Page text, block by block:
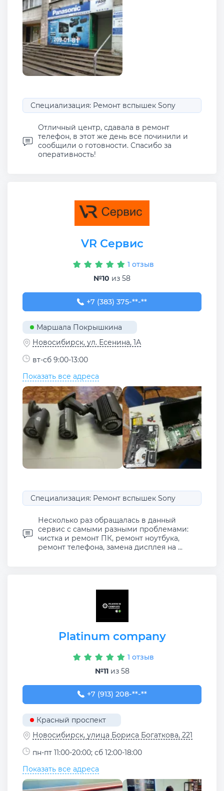
Специализация: Ремонт вспышек Sony
Отличный центр, сдавала в ремонт
телефон, в этот же день все починили и
сообщили о готовности. Спасибо за
оперативность!
VR Сервис
1 отзыв
№10 из 58
+7 (383) 375-47-11
+7 (383) 375-**-**
Маршала Покрышкина
Новосибирск, ул. Есенина, 1А
вт-сб 9:00-13:00
Показать все адреса
Специализация: Ремонт вспышек Sony
Несколько раз обращалась в данный
сервис с самыми разными проблемами:
чистка и ремонт ПК, ремонт ноутбука,
ремонт телефона, замена дисплея на ...
Platinum company
1 отзыв
№11из 58
+7 (913) 208-78-50
+7 (913) 208-**-**
Красный проспект
Новосибирск, улица Бориса Богаткова, 221
пн-пт 11:00-20:00; сб 12:00-18:00
Показать все адреса